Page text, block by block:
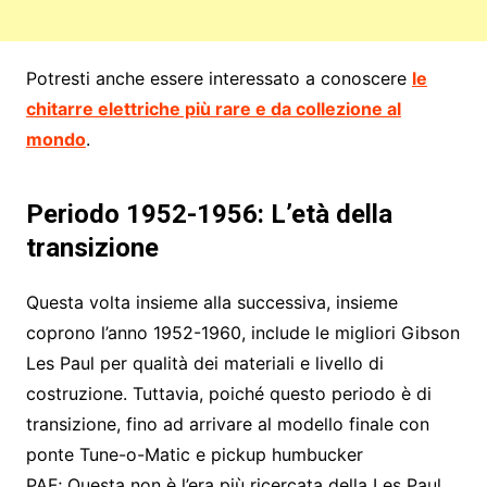
Potresti anche essere interessato a conoscere le
chitarre elettriche più rare e da collezione al
mondo.
Periodo 1952-1956: L’età della
transizione
Questa volta insieme alla successiva, insieme
coprono l’anno 1952-1960, include le migliori Gibson
Les Paul per qualità dei materiali e livello di
costruzione. Tuttavia, poiché questo periodo è di
transizione, fino ad arrivare al modello finale con
ponte Tune-o-Matic e pickup humbucker